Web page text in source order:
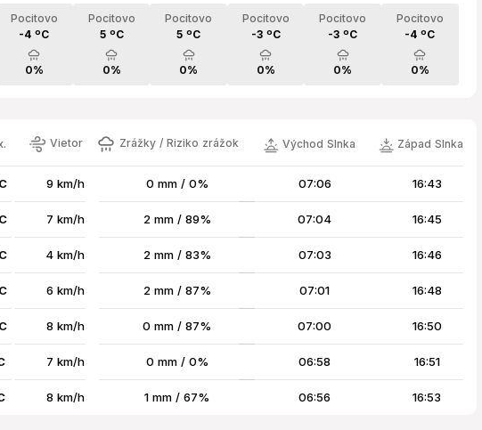
Pocitovo
-4 ºC
0%
Pocitovo
5 ºC
0%
Pocitovo
5 ºC
0%
Pocitovo
-3 ºC
0%
Pocitovo
-3 ºC
0%
Pocitovo
-4 ºC
0%
Vietor Zrážky / Riziko zrážok Východ Slnka Západ Slnka
9 km/h 0 mm / 0% 07:06 16:43
7 km/h 2 mm / 89% 07:04 16:45
4 km/h 2 mm / 83% 07:03 16:46
6 km/h 2 mm / 87% 07:01 16:48
8 km/h 0 mm / 87% 07:00 16:50
7 km/h 0 mm / 0% 06:58 16:51
8 km/h 1 mm / 67% 06:56 16:53